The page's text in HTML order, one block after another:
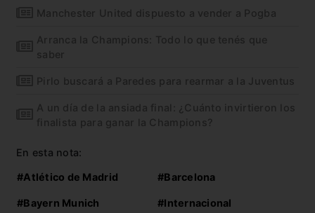
Manchester United dispuesto a vender a Pogba
Arranca la Champions: Todo lo que tenés que
saber
Pirlo buscará a Paredes para rearmar a la Juventus
A un día de la ansiada final: ¿Cuánto invirtieron los
finalista para ganar la Champions?
En esta nota:
#Atlético de Madrid #Barcelona
#Bayern Munich #Internacional